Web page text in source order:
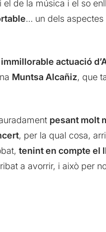
de la música i el so
… un dels aspectes
immillorable actuació
Muntsa Alcañiz, que
pesant molt
, per la qual cosa,
tenint en compte el
a avorrir, i això per